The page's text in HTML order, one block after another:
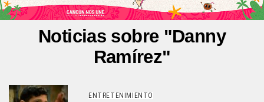
Noticias sobre "Danny
Ramírez"
ENTRETENIMIENTO